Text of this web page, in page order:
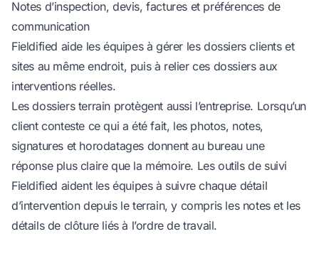
Notes d’inspection, devis, factures et préférences de
communication
Fieldified aide les équipes àgérer les dossiers clients et
sites au même endroit, puis à relier ces dossiers aux
interventions réelles.
Les dossiers terrain protègent aussi l’entreprise. Lorsqu’un
client conteste ce qui a été fait, les photos, notes,
signatures et horodatages donnent au bureau une
réponse plus claire que la mémoire. Les outils de suivi
Fieldified aident les équipes à suivre chaque détail
d’intervention depuis le terrain, y compris les notes et les
détails de clôture liés à l’ordre de travail.